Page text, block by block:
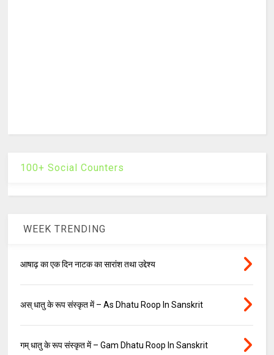
100+ Social Counters
WEEK TRENDING
आषाढ़ का एक दिन नाटक का सारांश तथा उद्देश्य
अस् धातु के रूप संस्कृत में – As Dhatu Roop In Sanskrit
गम् धातु के रूप संस्कृत में – Gam Dhatu Roop In Sanskrit